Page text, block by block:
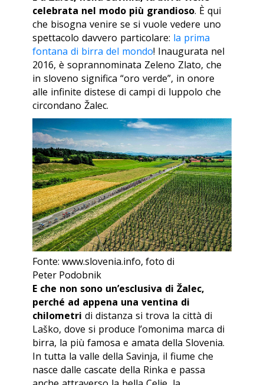
celebrata nel modo più grandioso. È qui
che bisogna venire se si vuole vedere uno
spettacolo davvero particolare: la prima
fontana di birra del mondo! Inaugurata nel
2016, è soprannominata Zeleno Zlato, che
in sloveno significa “oro verde”, in onore
alle infinite distese di campi di luppolo che
circondano Žalec.
Fonte: www.slovenia.info, foto di
Peter Podobnik
E che non sono un’esclusiva di Žalec,
perché ad appena una ventina di
chilometri di distanza si trova la città di
Laško, dove si produce l’omonima marca di
birra, la più famosa e amata della Slovenia.
In tutta la valle della Savinja, il fiume che
nasce dalle cascate della Rinka e passa